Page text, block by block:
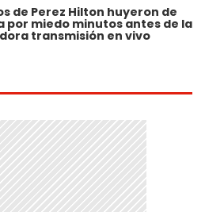
de Perez Hilton huyeron de
por miedo minutos antes de la
transmisión en vivo